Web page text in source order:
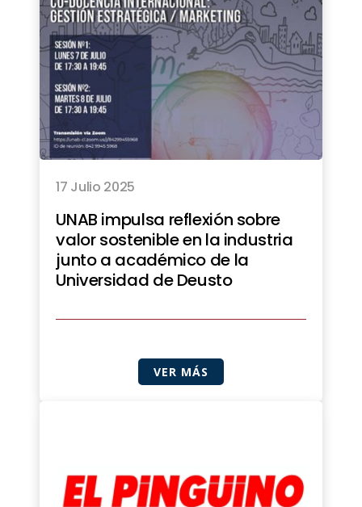
17 Julio 2025
UNAB impulsa reflexión sobre
valor sostenible en la industria
junto a académico de la
Universidad de Deusto
VER MÁS